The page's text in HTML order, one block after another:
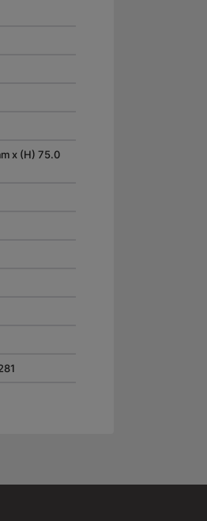
x (H) 75.0